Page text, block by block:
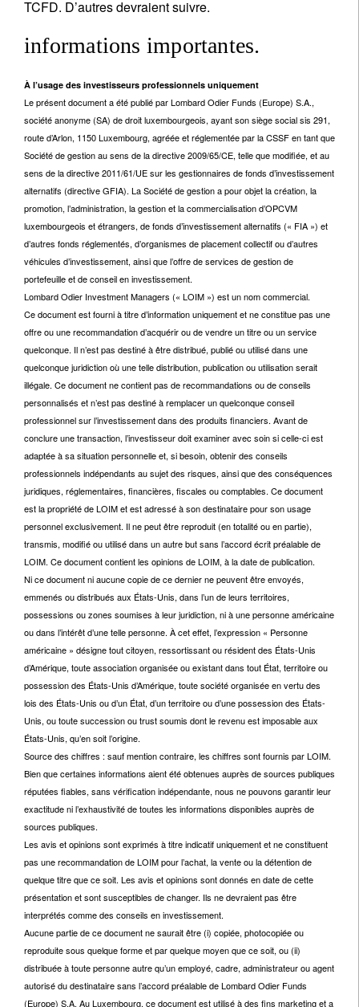
TCFD. D’autres devraient suivre.
informations importantes.
À l’usage des investisseurs professionnels uniquement
Le présent document a été publié par Lombard Odier Funds (Europe) S.A.,
société anonyme (SA) de droit luxembourgeois, ayant son siège social sis 291,
route d’Arlon, 1150 Luxembourg, agréée et réglementée par la CSSF en tant que
Société de gestion au sens de la directive 2009/65/CE, telle que modifiée, et au
sens de la directive 2011/61/UE sur les gestionnaires de fonds d’investissement
alternatifs (directive GFIA). La Société de gestion a pour objet la création, la
promotion, l’administration, la gestion et la commercialisation d’OPCVM
luxembourgeois et étrangers, de fonds d’investissement alternatifs (« FIA ») et
d’autres fonds réglementés, d’organismes de placement collectif ou d’autres
véhicules d’investissement, ainsi que l’offre de services de gestion de
portefeuille et de conseil en investissement.
Lombard Odier Investment Managers (« LOIM ») est un nom commercial.
Ce document est fourni à titre d’information uniquement et ne constitue pas une
offre ou une recommandation d’acquérir ou de vendre un titre ou un service
quelconque. Il n’est pas destiné à être distribué, publié ou utilisé dans une
quelconque juridiction où une telle distribution, publication ou utilisation serait
illégale. Ce document ne contient pas de recommandations ou de conseils
personnalisés et n’est pas destiné à remplacer un quelconque conseil
professionnel sur l’investissement dans des produits financiers. Avant de
conclure une transaction, l’investisseur doit examiner avec soin si celle-ci est
adaptée à sa situation personnelle et, si besoin, obtenir des conseils
professionnels indépendants au sujet des risques, ainsi que des conséquences
juridiques, réglementaires, financières, fiscales ou comptables. Ce document
est la propriété de LOIM et est adressé à son destinataire pour son usage
personnel exclusivement. Il ne peut être reproduit (en totalité ou en partie),
transmis, modifié ou utilisé dans un autre but sans l’accord écrit préalable de
LOIM. Ce document contient les opinions de LOIM, à la date de publication.
Ni ce document ni aucune copie de ce dernier ne peuvent être envoyés,
emmenés ou distribués aux États-Unis, dans l’un de leurs territoires,
possessions ou zones soumises à leur juridiction, ni à une personne américaine
ou dans l’intérêt d’une telle personne. À cet effet, l’expression « Personne
américaine » désigne tout citoyen, ressortissant ou résident des États-Unis
d’Amérique, toute association organisée ou existant dans tout État, territoire ou
possession des États-Unis d’Amérique, toute société organisée en vertu des
lois des États-Unis ou d’un État, d’un territoire ou d’une possession des États-
Unis, ou toute succession ou trust soumis dont le revenu est imposable aux
États-Unis, qu’en soit l’origine.
Source des chiffres : sauf mention contraire, les chiffres sont fournis par LOIM.
Bien que certaines informations aient été obtenues auprès de sources publiques
réputées fiables, sans vérification indépendante, nous ne pouvons garantir leur
exactitude ni l’exhaustivité de toutes les informations disponibles auprès de
sources publiques.
Les avis et opinions sont exprimés à titre indicatif uniquement et ne constituent
pas une recommandation de LOIM pour l’achat, la vente ou la détention de
quelque titre que ce soit. Les avis et opinions sont donnés en date de cette
présentation et sont susceptibles de changer. Ils ne devraient pas être
interprétés comme des conseils en investissement.
Aucune partie de ce document ne saurait être (i) copiée, photocopiée ou
reproduite sous quelque forme et par quelque moyen que ce soit, ou (ii)
distribuée à toute personne autre qu’un employé, cadre, administrateur ou agent
autorisé du destinataire sans l’accord préalable de Lombard Odier Funds
(Europe) S.A. Au Luxembourg, ce document est utilisé à des fins marketing et a